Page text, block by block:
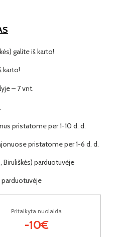
galite iš karto!
karto!
– 7 vnt.
pristatome per 1-10 d. d.
pristatome per 1-6 d. d.
Biruliškės) parduotuvėje
parduotuvėje
Pritaikyta nuolaida
-10€